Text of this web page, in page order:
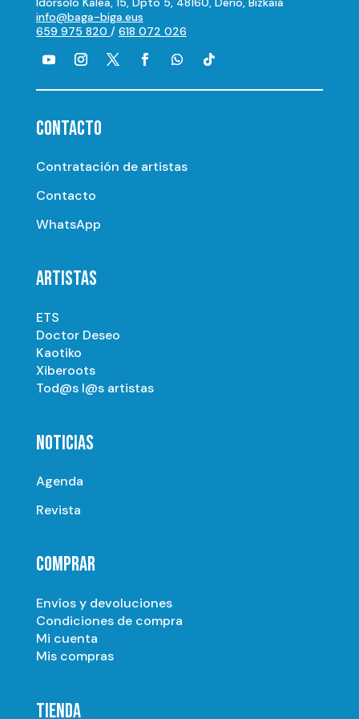
info@baga-biga.eus
659 975 820 / 618 072 026
CONTACTO
Contratación de artistas
Contacto
WhatsApp
ARTISTAS
ETS
Doctor Deseo
Kaotiko
Xiberoots
Tod@s l@s artistas
NOTICIAS
Agenda
Revista
COMPRAR
Envíos y devoluciones
Condiciones de compra
Mi cuenta
Mis compras
TIENDA